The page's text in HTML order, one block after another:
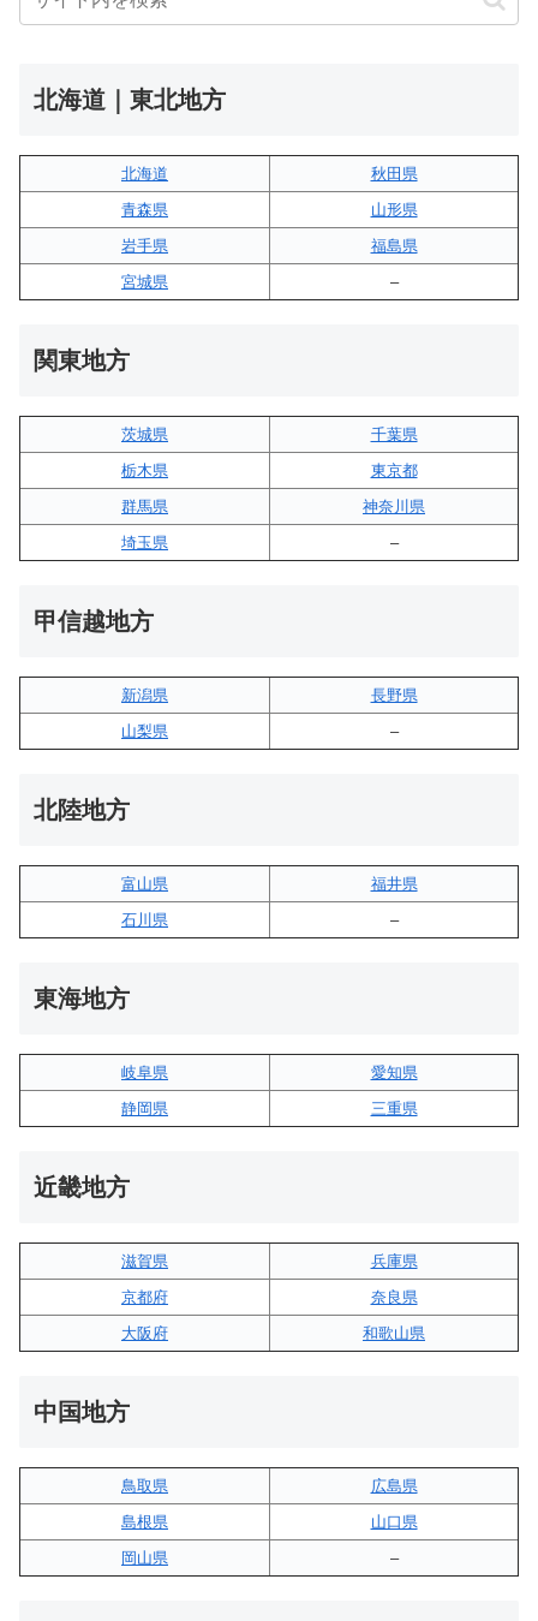
北海道｜東北地方
北海道
秋田県
青森県
山形県
岩手県
福島県
宮城県
–
関東地方
茨城県
千葉県
栃木県
東京都
群馬県
神奈川県
埼玉県
–
甲信越地方
新潟県
長野県
山梨県
–
北陸地方
富山県
福井県
石川県
–
東海地方
岐阜県
愛知県
静岡県
三重県
近畿地方
滋賀県
兵庫県
京都府
奈良県
大阪府
和歌山県
中国地方
鳥取県
広島県
島根県
山口県
岡山県
–